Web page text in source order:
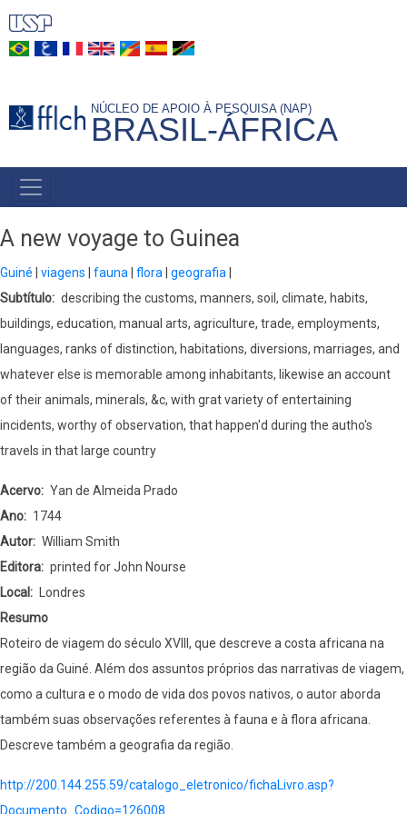
Pular
para
principal
NÚCLEO DE APOIO À PESQUISA (NAP)
BRASIL-ÁFRICA
NAVEGAÇÃO
PRINCIPAL
A new voyage to Guinea
Guiné viagens fauna flora
geografia
Subtítulo
describing the customs, manners, soil, climate, habits,
buildings, education, manual arts, agriculture, trade, employments,
languages, ranks of distinction, habitations, diversions, marriages, and
whatever else is memorable among inhabitants, likewise an account
of their animals, minerals, &c, with grat variety of entertaining
incidents, worthy of observation, that happen'd during the autho's
travels in that large country
Acervo
Yan de Almeida Prado
Ano
1744
Autor
William Smith
Editora
printed for John Nourse
Local
Londres
Resumo
Roteiro de viagem do século XVIII, que descreve a costa africana na
região da Guiné. Além dos assuntos próprios das narrativas de viagem,
como a cultura e o modo de vida dos povos nativos, o autor aborda
também suas observações referentes à fauna e à flora africana.
Descreve também a geografia da região.
http://200.144.255.59/catalogo_eletronico/fichaLivro.asp?
Documento_Codigo=126008